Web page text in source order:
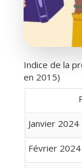
Indice de la
en 2015)
Janvier 2024
Février 2024